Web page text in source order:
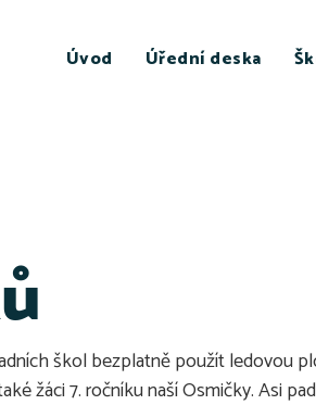
Úvod Úřední deska
škol bezplatně použít ledovou
žáci 7. ročníku naší Osmičky. Asi